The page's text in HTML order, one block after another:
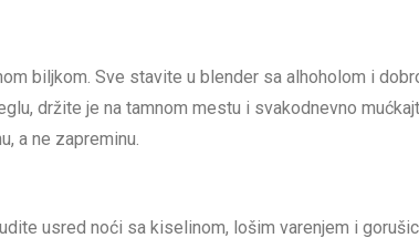
biljkom. Sve stavite u blender sa alhoholom i
držite je na tamnom mestu i svakodnevno
a ne zapreminu.
usred noći sa kiselinom, lošim varenjem i